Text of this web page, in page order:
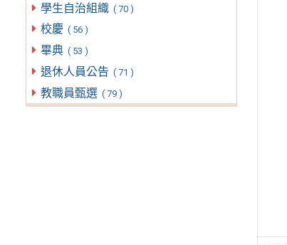
學生自治組織 ( 70 )
校慶 ( 56 )
畢典 ( 53 )
退休人員公告 ( 71 )
教職員甄選 ( 79 )